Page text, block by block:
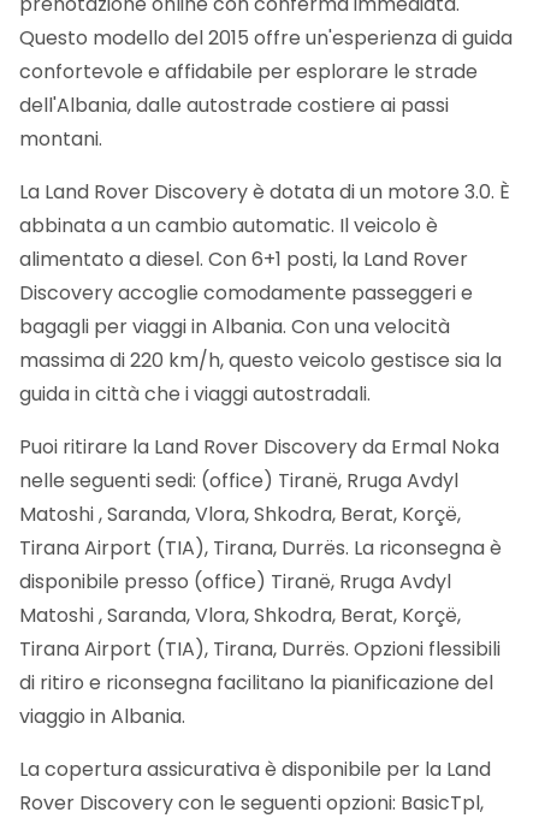
Questo modello del 2015 offre un'esperienza di guida
confortevole e affidabile per esplorare le strade
dell'Albania, dalle autostrade costiere ai passi
montani.
La Land Rover Discovery è dotata di un motore 3.0. È
abbinata a un cambio automatic. Il veicolo è
alimentato a diesel. Con 6+1 posti, la Land Rover
Discovery accoglie comodamente passeggeri e
bagagli per viaggi in Albania. Con una velocità
massima di 220 km/h, questo veicolo gestisce sia la
guida in città che i viaggi autostradali.
Puoi ritirare la Land Rover Discovery da Ermal Noka
nelle seguenti sedi: (office) Tiranë, Rruga Avdyl
Matoshi , Saranda, Vlora, Shkodra, Berat, Korçë,
Tirana Airport (TIA), Tirana, Durrës. La riconsegna è
disponibile presso (office) Tiranë, Rruga Avdyl
Matoshi , Saranda, Vlora, Shkodra, Berat, Korçë,
Tirana Airport (TIA), Tirana, Durrës. Opzioni flessibili
di ritiro e riconsegna facilitano la pianificazione del
viaggio in Albania.
La copertura assicurativa è disponibile per la Land
Rover Discovery con le seguenti opzioni: BasicTpl,